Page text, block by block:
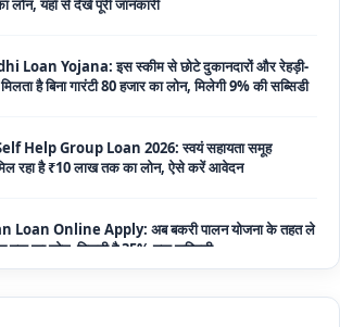
Loan Yojana: इस स्कीम से छोटे दुकानदारों और रेहड़ी-
Help Group Loan 2026: स्वयं सहायता समूह
Loan Online Apply: अब बकरी पालन योजना के तहत ले
Husbandry Loan Scheme: SBI पशुपालन लोन
फिर से हुए शुरू, बिना गारंटी मिलता है 1 लाख से लेकर 10 लाख